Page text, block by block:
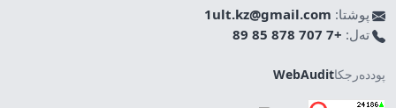
پوشتا: 1ult.kz@gmail.com
تەل: +7 707 878 85 89
پوددەرجكاWebAudit